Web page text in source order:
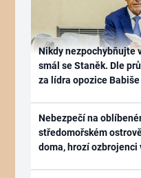
Nikdy nezpochybňujte
smál se Staněk. Dle
za lídra opozice Babiše
Nebezpečí na
středomořském
doma, hrozí ozbrojenci